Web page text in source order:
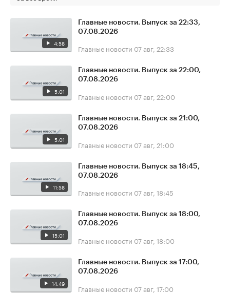
4:58
Главные новости. Выпуск за 22:33,
07.08.2026
Главные новости 07 авг, 22:33
5:01
Главные новости. Выпуск за 22:00,
07.08.2026
Главные новости 07 авг, 22:00
5:01
Главные новости. Выпуск за 21:00,
07.08.2026
Главные новости 07 авг, 21:00
11:58
Главные новости. Выпуск за 18:45,
07.08.2026
Главные новости 07 авг, 18:45
15:01
Главные новости. Выпуск за 18:00,
07.08.2026
Главные новости 07 авг, 18:00
14:49
Главные новости. Выпуск за 17:00,
07.08.2026
Главные новости 07 авг, 17:00